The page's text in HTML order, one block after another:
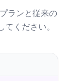
ランと従来の
ください。